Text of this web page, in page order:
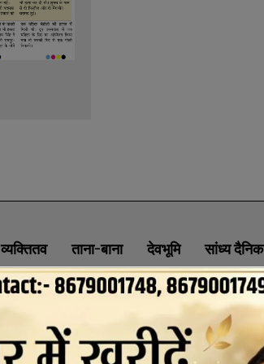
व्यक्तितव ताना-बाना देवभूमि सांध्य दैनिक
ABOUT CONTACT PRIVACY POLICY